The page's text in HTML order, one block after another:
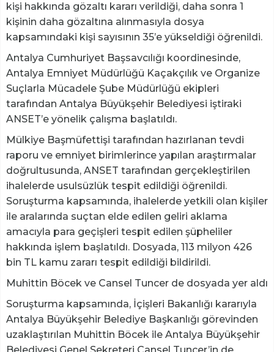
kişi hakkında gözaltı kararı verildiği, daha sonra 1
kişinin daha gözaltına alınmasıyla dosya
kapsamındaki kişi sayısının 35’e yükseldiği öğrenildi.
Antalya Cumhuriyet Başsavcılığı koordinesinde,
Antalya Emniyet Müdürlüğü Kaçakçılık ve Organize
Suçlarla Mücadele Şube Müdürlüğü ekipleri
tarafından Antalya Büyükşehir Belediyesi iştiraki
ANSET’e yönelik çalışma başlatıldı.
Mülkiye Başmüfettişi tarafından hazırlanan tevdi
raporu ve emniyet birimlerince yapılan araştırmalar
doğrultusunda, ANSET tarafından gerçekleştirilen
ihalelerde usulsüzlük tespit edildiği öğrenildi.
Soruşturma kapsamında, ihalelerde yetkili olan kişiler
ile aralarında suçtan elde edilen geliri aklama
amacıyla para geçişleri tespit edilen şüpheliler
hakkında işlem başlatıldı. Dosyada, 113 milyon 426
bin TL kamu zararı tespit edildiği bildirildi.
Muhittin Böcek ve Cansel Tuncer de dosyada yer aldı
Soruşturma kapsamında, İçişleri Bakanlığı kararıyla
Antalya Büyükşehir Belediye Başkanlığı görevinden
uzaklaştırılan Muhittin Böcek ile Antalya Büyükşehir